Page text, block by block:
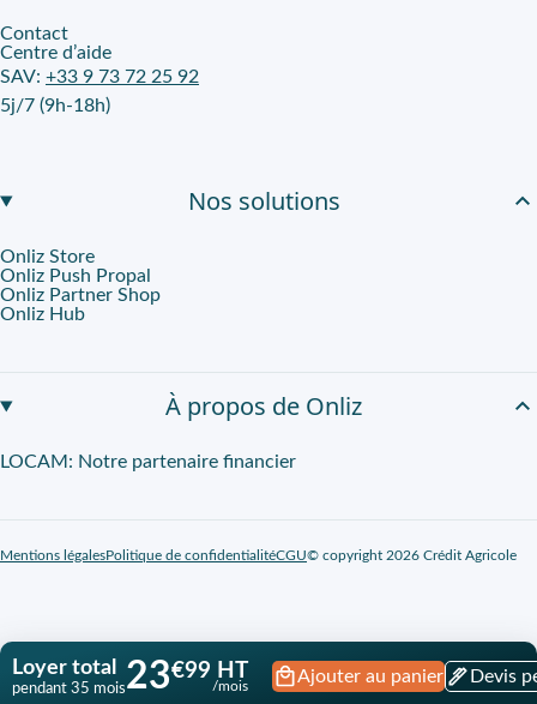
Loyer total
pendant 35 mois23€99 HT
/mois
Ajouter au panier Devis
Contact
Centre d’aide
SAV: +33 9 73 72 25 92
5j/7 (9h-18h)
Nos solutions
Onliz Store
Onliz Push Propal
Onliz Partner Shop
Onliz Hub
À propos de Onliz
LOCAM: Notre partenaire financier
Mentions légalesPolitique de confidentialitéCGU© copyright 2026 Crédit Agricole